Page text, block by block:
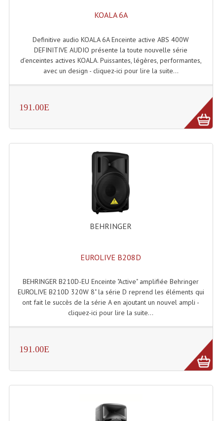
Projecteurs Cycliodes
Projecteurs Découpes
Projecteurs Par : 16 À 64 Et Autres
Stroboscopes
Câbles, Connectiques.
Câblage Electrique
Câble Rallonge DMX512 MIDI
Câble Multi-Paires Audio
Câbles Enceintes
Connectiques, Prises Etc...
Haut-Parleurs Origine Sav
Membrannes De Haut Parleurs
KOALA 6A
Definitive audio KOALA 6A Enceinte active ABS 400W
DEFINITIVE AUDIO présente la toute nouvelle série
d’enceintes actives KOALA. Puissantes, légères, performantes,
avec un design - cliquez-ici pour lire la suite...
191.00E
BEHRINGER
EUROLIVE B208D
BEHRINGER B210D-EU Enceinte "Active" amplifiée Behringer
EUROLIVE B210D 320W 8" la série D reprend les éléments qui
ont fait le succès de la série A en ajoutant un nouvel ampli -
cliquez-ici pour lire la suite...
191.00E